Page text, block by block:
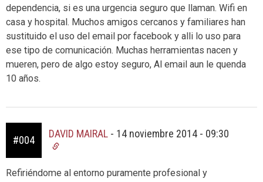
dependencia, si es una urgencia seguro que llaman. Wifi en
casa y hospital. Muchos amigos cercanos y familiares han
sustituido el uso del email por facebook y alli lo uso para
ese tipo de comunicación. Muchas herramientas nacen y
mueren, pero de algo estoy seguro, Al email aun le quenda
10 años.
#004
DAVID MAIRAL - 14 noviembre 2014 - 09:30
Refiriéndome al entorno puramente profesional y